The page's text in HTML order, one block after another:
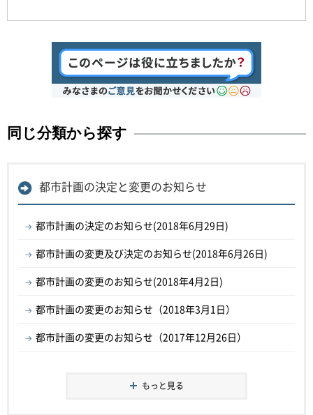
同じ分類から探す
都市計画の決定と変更のお知らせ
都市計画の決定のお知らせ(2018年6月29日)
都市計画の変更及び決定のお知らせ(2018年6月26日)
都市計画の変更のお知らせ(2018年4月2日)
都市計画の変更のお知らせ（2018年3月1日）
都市計画の変更のお知らせ（2017年12月26日）
もっと見る